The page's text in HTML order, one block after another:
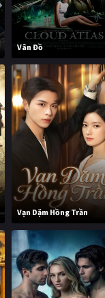
Vân Đồ
Vạn Dặm Hồng Trần